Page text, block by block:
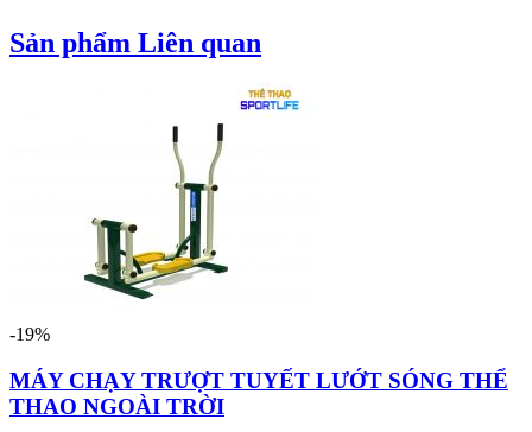
Sản phẩm Liên quan
-19%
MÁY CHẠY TRƯỢT TUYẾT LƯỚT SÓNG THỂ
THAO NGOÀI TRỜI